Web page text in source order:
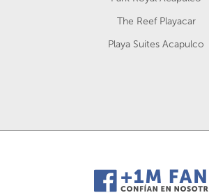
The Reef Playacar
Playa Suites Acapulco